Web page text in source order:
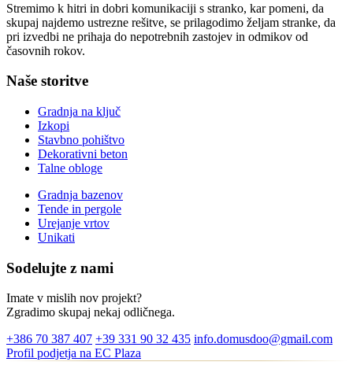
Stremimo k hitri in dobri komunikaciji s stranko, kar pomeni, da
skupaj najdemo ustrezne rešitve, se prilagodimo željam stranke, da
pri izvedbi ne prihaja do nepotrebnih zastojev in odmikov od
časovnih rokov.
Naše storitve
Gradnja na ključ
Izkopi
Stavbno pohištvo
Dekorativni beton
Talne obloge
Gradnja bazenov
Tende in pergole
Urejanje vrtov
Unikati
Sodelujte z nami
Imate v mislih nov projekt?
Zgradimo skupaj nekaj odličnega.
+386 70 387 407 +39 331 90 32 435 info.domusdoo@gmail.com
Profil podjetja na EC Plaza